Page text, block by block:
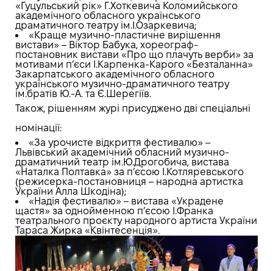
«Гуцульський рік» Г.Хоткевича Коломийського
академічного обласного українського
драматичного театру ім.І.Озаркевича;
«Краще музично-пластичне вирішення
вистави» – Віктор Бабука, хореограф-
постановник вистави «Про що плачуть верби» за
мотивами п’єси І.Карпенка-Карого «Безталанна»
Закарпатського академічного обласного
українського музично-драматичного театру
ім.братів Ю.-А. та Є.Шерегіїв.
Також, рішенням журі присуджено дві спеціальні
номінації:
«За урочисте відкриття фестивалю» –
Львівський академічний обласний музично-
драматичний театр ім.Ю.Дрогобича, вистава
«Наталка Полтавка» за п’єсою І.Котляревського
(режисерка-постановниця – народна артистка
України Алла Шкодіна);
«Надія фестивалю» – вистава «Украдене
щастя» за однойменною п’єсою І.Франка
театрального проєкту народного артиста України
Тараса Жирка «Квінтесенція».